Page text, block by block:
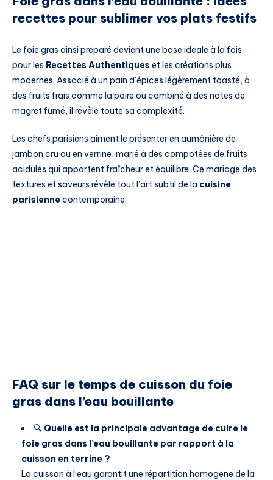
recettes pour sublimer vos plats festifs
Le foie gras ainsi préparé devient une base idéale à la fois
pour les Recettes Authentiques et les créations plus
modernes. Associé à un pain d’épices légèrement toasté, à
des fruits frais comme la poire ou combiné à des notes de
magret fumé, il révèle toute sa complexité.
Les chefs parisiens aiment le présenter en aumônière de
jambon cru ou en verrine, marié à des compotées de fruits
acidulés qui apportent fraîcheur et équilibre. Ce mariage des
textures et saveurs révèle tout l’art subtil de la cuisine
parisiennecontemporaine.
FAQ sur le temps de cuisson du foie
gras dans l’eau bouillante
🔍 Quelle est la principale advantage de cuire le
foie gras dans l’eau bouillante par rapport à la
cuisson en terrine ?
La cuisson à l’eau garantit une répartition homogène de la